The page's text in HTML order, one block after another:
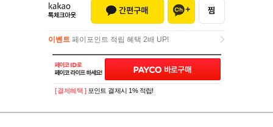
이벤트 페이포인트 적립 혜택 2배 UP!
이벤트페이포인트 적립 혜택 2배 UP!
[ 결제혜택 ] 포인트 결제시 1% 적립!